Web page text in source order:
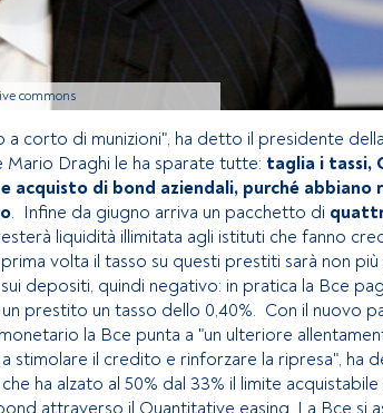
commons
a corto di munizioni", ha detto il presidente
Mario Draghi le ha sparate tutte: taglia i tassi,
acquisto di bond aziendali, purché abbiano
. Infine da giugno arriva un pacchetto di
liquidità illimitata agli istituti che fanno
volta il tasso su questi prestiti sarà non più
depositi, quindi negativo: in pratica la Bce
prestito un tasso dello 0,40%. Con il nuovo
la Bce punta a "un ulteriore
a stimolare il credito e rinforzare la ripresa", ha
ha alzato al 50% dal 33% il limite acquistabile
attraverso il Quantitative easing. La Bce si